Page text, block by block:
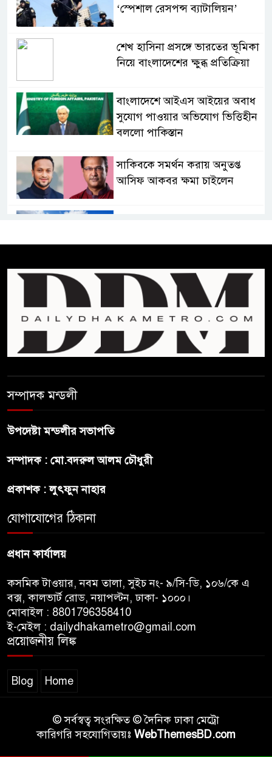
‘স্পেশাল রেসপন্স ব্যাটালিয়ন’
শেখ হাসিনা প্রসঙ্গে ভারতের ভূমিকা
নিয়ে বাংলাদেশের ক্ষুব্ধ প্রতিক্রিয়া
বাংলাদেশে আইএস আইয়ের অবাধ
সুযোগ পাওয়ার অভিযোগ ভিত্তিহীন
বললো পাকিস্তান
সাকিবকে সমর্থন করায় অনুতপ্ত
আসিফ আকবর ক্ষমা চাইলেন
প্রথম শ্রেণি ছাড়া অন্য সব শ্রেণিতে
হবে ভর্তি পরীক্ষা: শিক্ষা মন্ত্রণালয়
কাউকে অসম্মান করতে নয়,
জনগনের অধিকার আদায়ে এসেছিঃ
জামাতের আমির
বন্ধুত্ব : ব্রেট লি
সম্পাদক মন্ডলী
উপদেষ্টা মন্ডলীর সভাপতি
সম্পাদক : মো.বদরুল আলম চৌধুরী
প্রকাশক : লুৎফুন নাহার
যোগাযোগের ঠিকানা
প্রধান কার্যালয়
কসমিক টাওয়ার, নবম তালা, সুইচ নং- ৯/সি-ডি, ১০৬/কে এ
বক্স, কালভার্ট রোড, নয়াপল্টন, ঢাকা- ১০০০।
মোবাইল : 8801796358410
ই-মেইল : dailydhakametro@gmail.com
প্রয়োজনীয় লিঙ্ক
Blog Home
© সর্বস্বত্ব সংরক্ষিত © দৈনিক ঢাকা মেট্রো
কারিগরি সহযোগিতায়ঃ WebThemesBD.com